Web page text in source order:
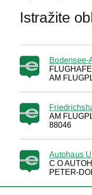
Istražite
Bodensee-
AM
AM
88046
Autohaus
C O
PETER-